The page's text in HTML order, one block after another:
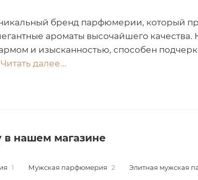
бренд парфюмерии, который
ароматы высочайшего
и изысканностью, способен
Читать далее...
в нашем магазине
1 Мужская парфюмерия 2 Элитная мужская